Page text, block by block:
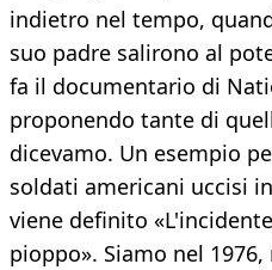
indietro nel tempo,
suo padre salirono al
fa il documentario di
proponendo tante di
dicevamo. Un esempio
soldati americani uccisi
viene definito
pioppo». Siamo nel